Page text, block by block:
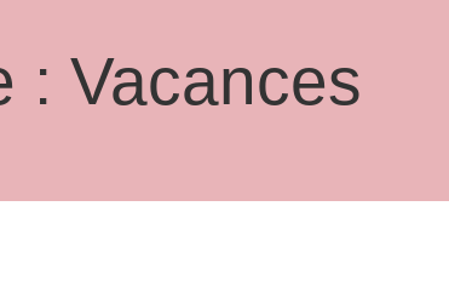
: Vacances